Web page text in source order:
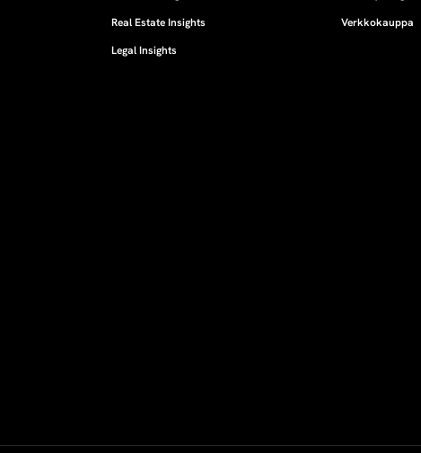
Real Estate Insights
Legal Insights
Verkkokauppa